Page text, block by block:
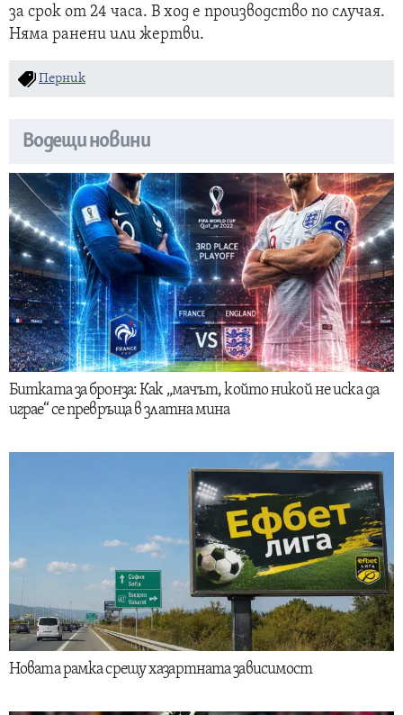
за срок от 24 часа. В ход е производство по случая.
Няма ранени или жертви.
Перник
Водещи новини
Битката за бронза: Как „мачът, който никой не иска да
играе“ се превръща в златна мина
Новата рамка срещу хазартната зависимост